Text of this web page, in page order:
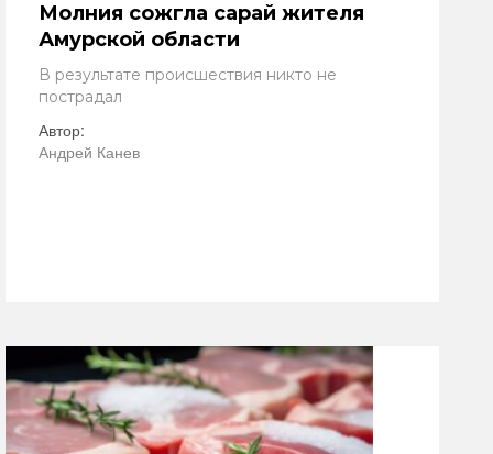
Молния сожгла сарай жителя
Амурской области
В результате происшествия никто не
пострадал
Автор:
Андрей Канев